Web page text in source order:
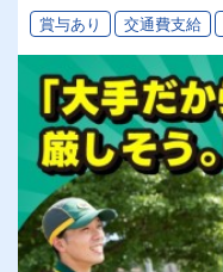
賞与あり 交通費支給